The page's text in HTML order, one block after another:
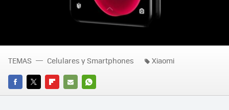
FACEBOOK
TWITTERFLIPBOARD
E-
WHATSAPP
TEMAS Celulares y Smartphones Xiaomi